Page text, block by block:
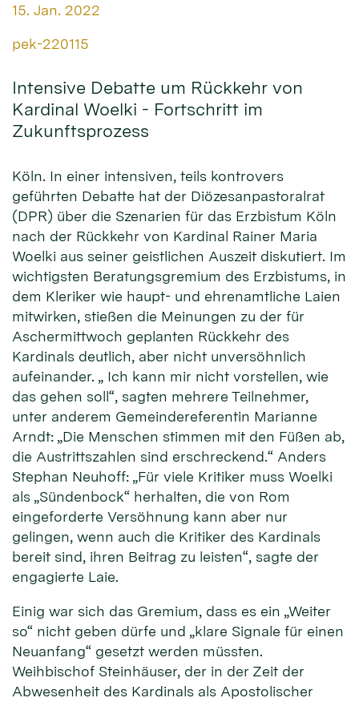
Datum:
15. Jan. 2022
Von:
pek-220115
Intensive Debatte um Rückkehr von
Kardinal Woelki - Fortschritt im
Zukunftsprozess
Köln. In einer intensiven, teils kontrovers
geführten Debatte hat der Diözesanpastoralrat
(DPR) über die Szenarien für das Erzbistum Köln
nach der Rückkehr von Kardinal Rainer Maria
Woelki aus seiner geistlichen Auszeit diskutiert. Im
wichtigsten Beratungsgremium des Erzbistums, in
dem Kleriker wie haupt- und ehrenamtliche Laien
mitwirken, stießen die Meinungen zu der für
Aschermittwoch geplanten Rückkehr des
Kardinals deutlich, aber nicht unversöhnlich
aufeinander. „ Ich kann mir nicht vorstellen, wie
das gehen soll“, sagten mehrere Teilnehmer,
unter anderem Gemeindereferentin Marianne
Arndt: „Die Menschen stimmen mit den Füßen ab,
die Austrittszahlen sind erschreckend.“ Anders
Stephan Neuhoff: „Für viele Kritiker muss Woelki
als „Sündenbock“ herhalten, die von Rom
eingeforderte Versöhnung kann aber nur
gelingen, wenn auch die Kritiker des Kardinals
bereit sind, ihren Beitrag zu leisten“, sagte der
engagierte Laie.
Einig war sich das Gremium, dass es ein „Weiter
so“ nicht geben dürfe und „klare Signale für einen
Neuanfang“ gesetzt werden müssten.
Weihbischof Steinhäuser, der in der Zeit der
Abwesenheit des Kardinals als Apostolischer